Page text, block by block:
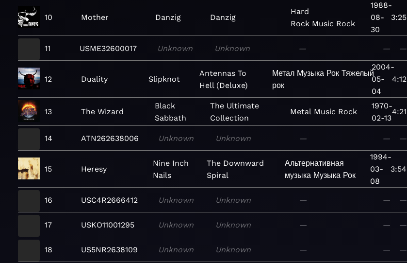
10 Mother Danzig Danzig
Hard
Rock Music Rock
1988-
08-
30
3:25
11 USME32600017 Unknown Unknown — — —
12 Duality Slipknot
Antennas To
Hell (Deluxe)
Метал Музыка Рок Тяжелый
рок
2004-
05-
04
4:12
13 The Wizard
Black
Sabbath
The Ultimate
Collection
Metal Music Rock
1970-
02-13
4:21
14 ATN262638006 Unknown Unknown — — —
15 Heresy
Nine Inch
Nails
The Downward
Spiral
Альтернативная
музыка Музыка Рок
1994-
03-
08
3:54
16 USC4R2666412 Unknown Unknown — — —
17 USKO11001295 Unknown Unknown — — —
18 US5NR2638109 Unknown Unknown — — —